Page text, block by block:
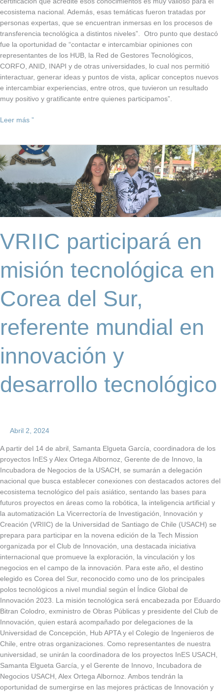
ecosistema nacional. Además, esas temáticas fueron tratadas por
personas expertas, que se encuentran inmersas en los procesos de
transferencia tecnológica a distintos niveles”. Otro punto que destacó
fue la oportunidad de “contactar e intercambiar opiniones con
representantes de los HUB, la Red de Gestores Tecnológicos,
CORFO, ANID, INAPI y de otras universidades, lo cual nos permitió
interactuar, generar ideas y puntos de vista, aplicar conceptos nuevos
e intercambiar experiencias, entre otros, que tuvieron un resultado
muy positivo y gratificante entre quienes participamos”.
Leer más ”
VRIIC participará en
misión tecnológica en
Corea del Sur,
referente mundial en
innovación y
desarrollo tecnológico
Abril 2, 2024
A partir del 14 de abril, Samanta Elgueta García, coordinadora de los
proyectos InES y Alex Ortega Albornoz, Gerente de de Innovo, la
Incubadora de Negocios de la USACH, se sumarán a delegación
nacional que busca establecer conexiones con destacados actores del
ecosistema tecnológico del país asiático, sentando las bases para
futuros proyectos en áreas como la robótica, la inteligencia artificial y
la automatización La Vicerrectoría de Investigación, Innovación y
Creación (VRIIC) de la Universidad de Santiago de Chile (USACH) se
prepara para participar en la novena edición de la Tech Mission
organizada por el Club de Innovación, una destacada iniciativa
internacional que promueve la exploración, la vinculación y los
negocios en el campo de la innovación. Para este año, el destino
elegido es Corea del Sur, reconocido como uno de los principales
polos tecnológicos a nivel mundial según el Índice Global de
Innovación 2023. La misión tecnológica será encabezada por Eduardo
Bitran Colodro, exministro de Obras Públicas y presidente del Club de
Innovación, quien estará acompañado por delegaciones de la
Universidad de Concepción, Hub APTA y el Colegio de Ingenieros de
Chile, entre otras organizaciones. Como representantes de nuestra
universidad, se unirán la coordinadora de los proyectos InES USACH,
Samanta Elgueta García, y el Gerente de Innovo, Incubadora de
Negocios USACH, Alex Ortega Albornoz. Ambos tendrán la
oportunidad de sumergirse en las mejores prácticas de Innovación y
participará
en
misión
tecnológica
en
Corea
Sur,
referente
en
innovación
desarrollo